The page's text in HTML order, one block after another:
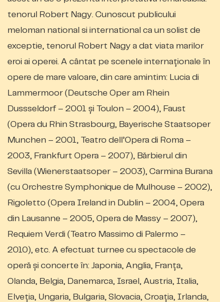
tenorul Robert Nagy. Cunoscut publicului
meloman national si international ca un solist de
exceptie, tenorul Robert Nagy a dat viata marilor
eroi ai operei. A cântat pe scenele internaţionale în
opere de mare valoare, din care amintim: Lucia di
Lammermoor (Deutsche Oper am Rhein
Dussseldorf – 2001 şi Toulon – 2004), Faust
(Opera du Rhin Strasbourg, Bayerische Staatsoper
Munchen – 2001, Teatro dell’Opera di Roma –
2003, Frankfurt Opera – 2007), Bărbierul din
Sevilla (Wienerstaatsoper – 2003), Carmina Burana
(cu Orchestre Symphonique de Mulhouse – 2002),
Rigoletto (Opera Ireland in Dublin – 2004, Opera
din Lausanne – 2005, Opera de Massy – 2007),
Requiem Verdi (Teatro Massimo di Palermo –
2010), etc. A efectuat turnee cu spectacole de
operă şi concerte în: Japonia, Anglia, Franţa,
Olanda, Belgia, Danemarca, Israel, Austria, Italia,
Elveţia, Ungaria, Bulgaria, Slovacia, Croaţia, Irlanda,